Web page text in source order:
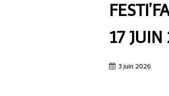
17
3 juin 2026